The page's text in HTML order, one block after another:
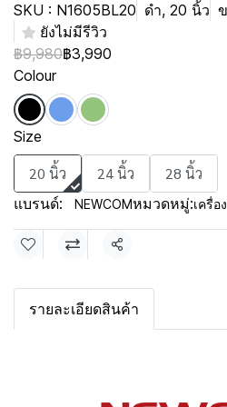
SKU : N1605BL20 ดำ, 20 นิ้ว
ยังไม่มีรีวิว
฿9,980฿3,990
Colour
Size
20 นิ้ว 24 นิ้ว 28 นิ้ว
แบรนด์: NEWCOMหมวดหมู่:เครื่อ
แชร์
รายละเอียดสินค้า